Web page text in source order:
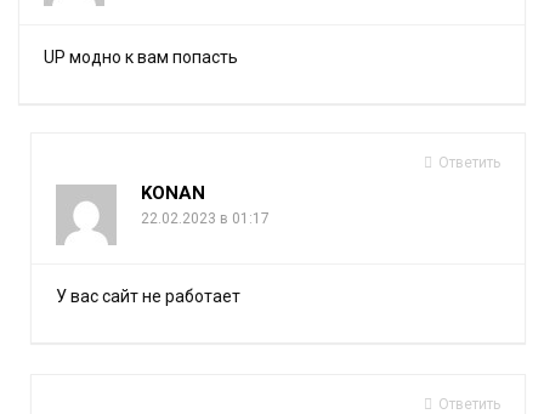
UP модно к вам попасть
Ответить
KONAN
22.02.2023 в 01:17
У вас сайт не работает
Ответить